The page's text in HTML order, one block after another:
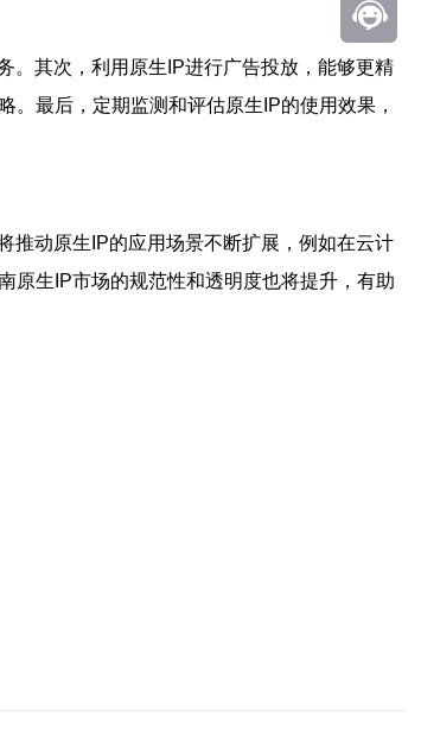
。其次，利用原生IP进行广告投放，能够更精
最后，定期监测和评估原生IP的使用效果，
推动原生IP的应用场景不断扩展，例如在云计
原生IP市场的规范性和透明度也将提升，有助